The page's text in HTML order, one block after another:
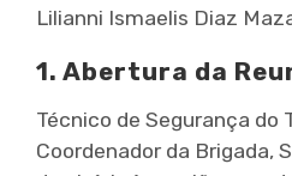
Lilianni Ismaelis Diaz
1. Abertura da
Técnico de Segurança do
Coordenador da Brigada,